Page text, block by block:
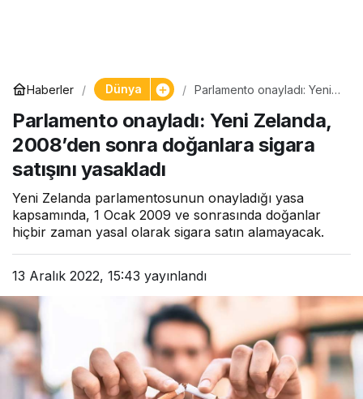
Haberler Dünya
Parlamento onayladı: Yeni
doğanlara sigara satışını
yasakladı
Parlamento onayladı: Yeni Zelanda,
2008’den sonra doğanlara sigara
satışını yasakladı
Yeni Zelanda parlamentosunun onayladığı yasa
kapsamında, 1 Ocak 2009 ve sonrasında doğanlar
hiçbir zaman yasal olarak sigara satın alamayacak.
13 Aralık 2022, 15:43 yayınlandı